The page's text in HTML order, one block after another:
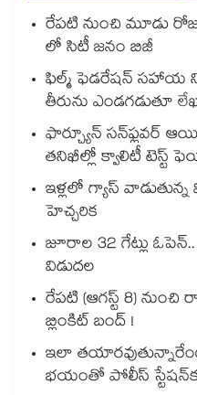
రేపటి నుంచి మూడు
లో సిటీ జనం బిజీ
ఫిల్మ్ ఫెడరేషన్ సహాయ
తీరును ఎండగడుతూ
ఫార్చ్యూన్ సన్‌ఫ్లవర్
తనిఖీల్లో క్వాలిటీ టెస్ట్
ఇళ్లలో గ్యాస్
హెచ్చరిక
జూరాల 32 గేట్లు ఓపెన్..
విడుదల
రేపటి (ఆగస్ట్ 8)
బ్లింకిట్ బంద్ !
ఇలా
భయంతో పోలీస్ స్టేషన్⁫కు